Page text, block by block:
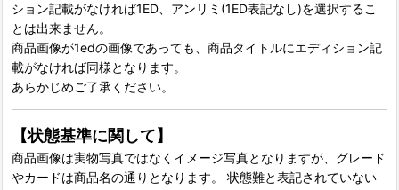
ション記載がなければ1ED、アンリミ(1ED表記なし)を選択するこ
とは出来ません。
商品画像が1edの画像であっても、商品タイトルにエディション記
載がなければ同様となります。
あらかじめご了承ください。
【状態基準に関して】
商品画像は実物写真ではなくイメージ写真となりますが、グレード
やカードは商品名の通りとなります。 状態難と表記されていない